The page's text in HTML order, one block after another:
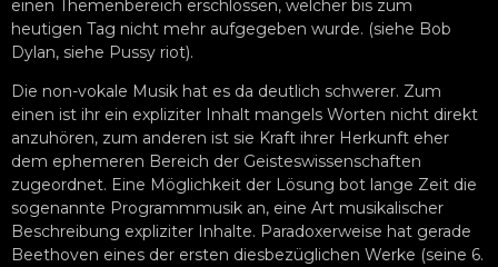
einen Themenbereich erschlossen, welcher bis zum
heutigen Tag nicht mehr aufgegeben wurde. (siehe Bob
Dylan, siehe Pussy riot).
Die non-vokale Musik hat es da deutlich schwerer. Zum
einen ist ihr ein expliziter Inhalt mangels Worten nicht direkt
anzuhören, zum anderen ist sie Kraft ihrer Herkunft eher
dem ephemeren Bereich der Geisteswissenschaften
zugeordnet. Eine Möglichkeit der Lösung bot lange Zeit die
sogenannte Programmmusik an, eine Art musikalischer
Beschreibung expliziter Inhalte. Paradoxerweise hat gerade
Beethoven eines der ersten diesbezüglichen Werke (seine 6.